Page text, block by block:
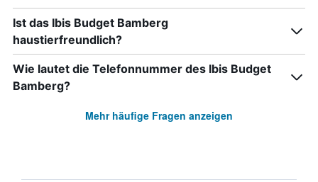
Ist das Ibis Budget Bamberg
haustierfreundlich?
Wie lautet die Telefonnummer des Ibis Budget
Bamberg?
Mehr häufige Fragen anzeigen